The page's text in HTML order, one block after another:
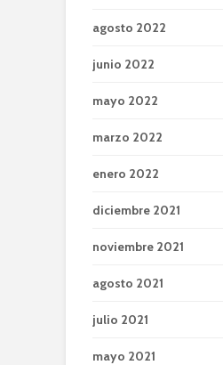
agosto 2022
junio 2022
mayo 2022
marzo 2022
enero 2022
diciembre 2021
noviembre 2021
agosto 2021
julio 2021
mayo 2021